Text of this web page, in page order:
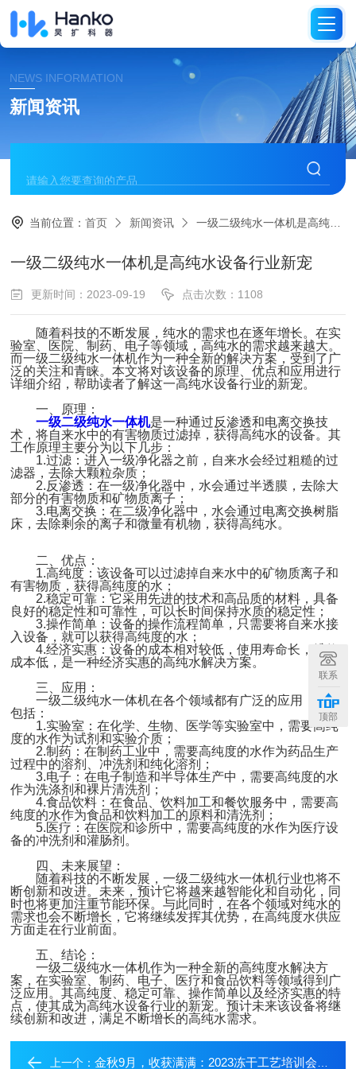
NEWS INFORMATION
新闻资讯
当前位置：首页 新闻资讯 一级二级纯水一体机是高纯水设备行业新宠
一级二级纯水一体机是高纯水设备行业新宠
更新时间：2023-09-19 点击次数：1108
随着科技的不断发展，纯水的需求也在逐年增长。在实
验室、医院、制药、电子等领域，高纯水的需求越来越大。
而一级二级纯水一体机作为一种全新的解决方案，受到了广
泛的关注和青睐。本文将对该设备的原理、优点和应用进行
详细介绍，帮助读者了解这一高纯水设备行业的新宠。
一、原理：
一级二级纯水一体机是一种通过反渗透和电离交换技
术，将自来水中的有害物质过滤掉，获得高纯水的设备。其
工作原理主要分为以下几步：
1.过滤：进入一级净化器之前，自来水会经过粗糙的过
滤器，去除大颗粒杂质；
2.反渗透：在一级净化器中，水会通过半透膜，去除大
部分的有害物质和矿物质离子；
3.电离交换：在二级净化器中，水会通过电离交换树脂
床，去除剩余的离子和微量有机物，获得高纯水。
二、优点：
1.高纯度：该设备可以过滤掉自来水中的矿物质离子和
有害物质，获得高纯度的水；
2.稳定可靠：它采用先进的技术和高品质的材料，具备
良好的稳定性和可靠性，可以长时间保持水质的稳定性；
3.操作简单：设备的操作流程简单，只需要将自来水接
入设备，就可以获得高纯度的水；
4.经济实惠：设备的成本相对较低，使用寿命长，维修
成本低，是一种经济实惠的高纯水解决方案。
三、应用：
一级二级纯水一体机在各个领域都有广泛的应用，主要
包括：
1.实验室：在化学、生物、医学等实验室中，需要高纯
度的水作为试剂和实验介质；
2.制药：在制药工业中，需要高纯度的水作为药品生产
过程中的溶剂、冲洗剂和纯化溶剂；
3.电子：在电子制造和半导体生产中，需要高纯度的水
作为洗涤剂和裸片清洗剂；
4.食品饮料：在食品、饮料加工和餐饮服务中，需要高
纯度的水作为食品和饮料加工的原料和清洗剂；
5.医疗：在医院和诊所中，需要高纯度的水作为医疗设
备的冲洗剂和灌肠剂。
四、未来展望：
随着科技的不断发展，一级二级纯水一体机行业也将不
断创新和改进。未来，预计它将越来越智能化和自动化，同
时也将更加注重节能环保。与此同时，在各个领域对纯水的
需求也会不断增长，它将继续发挥其优势，在高纯度水供应
方面走在行业前面。
五、结论：
一级二级纯水一体机作为一种全新的高纯度水解决方
案，在实验室、制药、电子、医疗和食品饮料等领域得到广
泛应用。其高纯度、稳定可靠、操作简单以及经济实惠的特
点，使其成为高纯水设备行业的新宠。预计未来该设备将继
续创新和改进，满足不断增长的高纯水需求。
上一个：金秋9月，收获满满：2023冻干工艺培训会·南京站圆满结束！
联系
顶部